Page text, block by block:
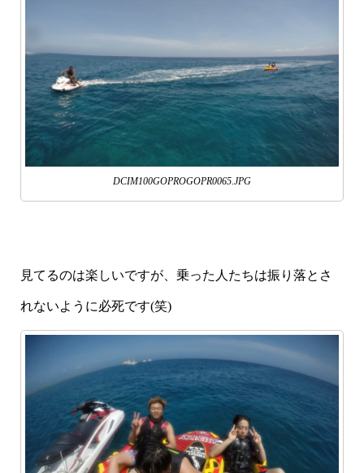
DCIM100GOPROGOPR0065.JPG
見てるのは楽しいですが、乗った人たちは振り落とさ
れないように必死です(笑)